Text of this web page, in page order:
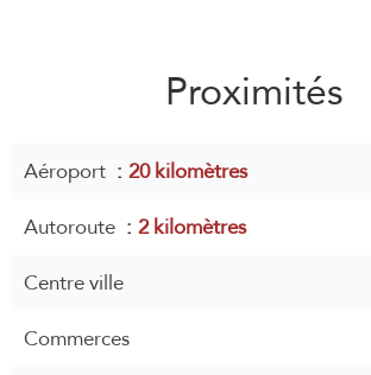
Proximités
Aéroport
20 kilomètres
Autoroute
2 kilomètres
Centre ville
Commerces